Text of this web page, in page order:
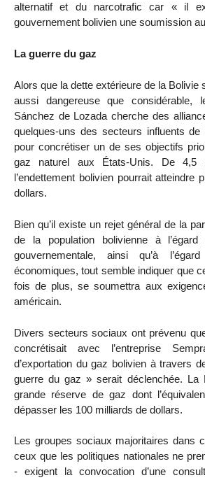
alternatif et du narcotrafic car « il
gouvernement bolivien une soumission
La guerre du gaz
Alors que la dette extérieure de la Bolivie
aussi dangereuse que considérable,
Sánchez de Lozada cherche des
quelques-uns des secteurs influents de
pour concrétiser un de ses objectifs
gaz naturel aux États-Unis. De 4,5
l’endettement bolivien pourrait atteindre
dollars.
Bien qu’il existe un rejet général de la
de la population bolivienne à
gouvernementale, ainsi qu’à
économiques, tout semble indiquer que
fois de plus, se soumettra aux
américain.
Divers secteurs sociaux ont prévenu
concrétisait avec l’entreprise
d’exportation du gaz bolivien à travers
guerre du gaz » serait déclenchée. La
grande réserve de gaz dont
dépasser les 100 milliards de dollars.
Les groupes sociaux majoritaires dans
ceux que les politiques nationales ne
- exigent la convocation d’une